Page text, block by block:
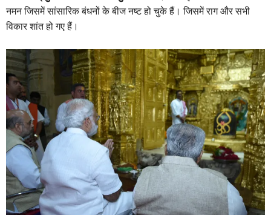
नमन जिसमें सांसारिक बंधनों के बीज नष्ट हो चुके हैं। जिसमें राग और सभी
विकार शांत हो गए हैं।